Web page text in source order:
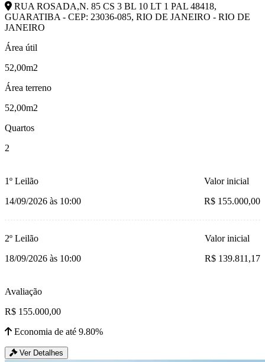
RUA ROSADA,N. 85 CS 3 BL 10 LT 1 PAL 48418,
GUARATIBA - CEP: 23036-085, RIO DE JANEIRO - RIO DE
JANEIRO
Área útil
52,00m2
Área terreno
52,00m2
Quartos
2
1º Leilão
14/09/2026 às 10:00
Valor inicial
R$ 155.000,00
2º Leilão
18/09/2026 às 10:00
Valor inicial
R$ 139.811,17
Avaliação
R$ 155.000,00
Economia de até 9.80%
Ver Detalhes